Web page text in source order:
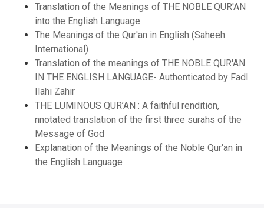
Translation of the Meanings of THE NOBLE QUR'AN
into the English Language
The Meanings of the Qur'an in English (Saheeh
International)
Translation of the meanings of THE NOBLE QUR'AN
IN THE ENGLISH LANGUAGE- Authenticated by Fadl
Ilahi Zahir
THE LUMINOUS QUR’AN : A faithful rendition,
nnotated translation of the first three surahs of the
Message of God
Explanation of the Meanings of the Noble Qur'an in
the English Language